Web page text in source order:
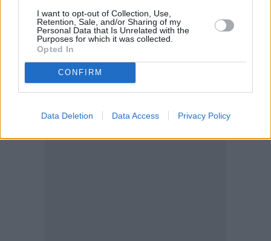
I want to opt-out of Collection, Use,
Retention, Sale, and/or Sharing of my
Personal Data that Is Unrelated with the
Purposes for which it was collected.
Opted In
CONFIRM
Data Deletion Data Access Privacy Policy